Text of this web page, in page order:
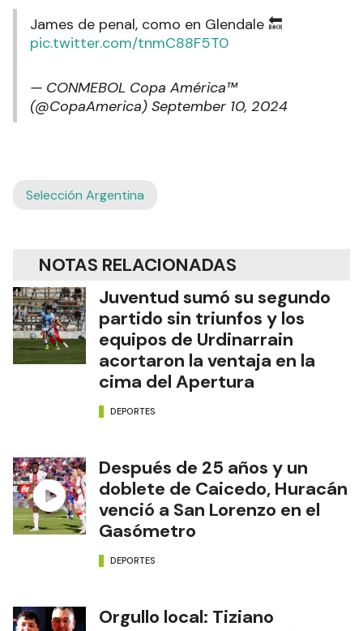
James de penal, como en Glendale 🔙
pic.twitter.com/tnmC88F5T0
— CONMEBOL Copa América™️
(@CopaAmerica) September 10, 2024
Selección Argentina
NOTAS RELACIONADAS
Juventud sumó su segundo
partido sin triunfos y los
equipos de Urdinarrain
acortaron la ventaja en la
cima del Apertura
DEPORTES
Después de 25 años y un
doblete de Caicedo, Huracán
venció a San Lorenzo en el
Gasómetro
DEPORTES
Orgullo local: Tiziano